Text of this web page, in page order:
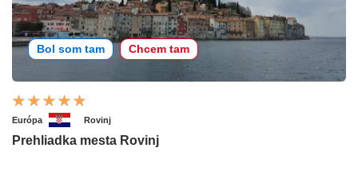
Bol som tam Chcem tam
Európa Rovinj
Prehliadka mesta Rovinj